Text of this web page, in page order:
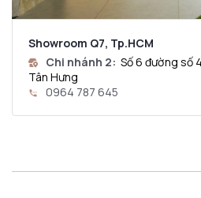
Showroom Q7, Tp.HCM
Chi nhánh 2: Số 6 đường số
Tân Hưng
0964 787 645